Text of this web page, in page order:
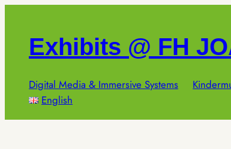
springenExhibits @ FH
Digital Media & Immersive Systems
English